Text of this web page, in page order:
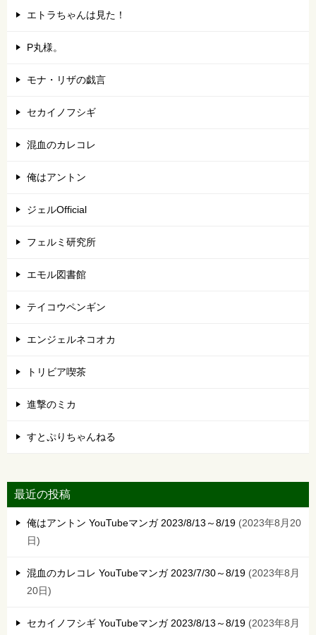
エトラちゃんは見た！
P丸様。
モナ・リザの戯言
セカイノフシギ
混血のカレコレ
俺はアントン
ジェルOfficial
フェルミ研究所
エモル図書館
テイコウペンギン
エンジェルネコオカ
トリビア喫茶
進撃のミカ
すとぷりちゃんねる
最近の投稿
俺はアントン YouTubeマンガ 2023/8/13～8/19
2023年8月20
日
混血のカレコレ YouTubeマンガ 2023/7/30～8/19
2023年8月
20日
セカイノフシギ YouTubeマンガ 2023/8/13～8/19
2023年8月